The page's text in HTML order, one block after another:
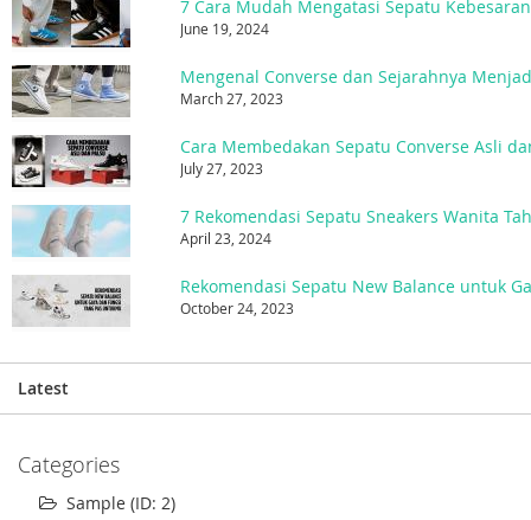
7 Cara Mudah Mengatasi Sepatu Kebesaran
June 19, 2024
March 27, 2023
Cara Membedakan Sepatu Converse Asli
July 27, 2023
7 Rekomendasi Sepatu Sneakers Wanita
April 23, 2024
October 24, 2023
Latest
Categories
Sample (ID: 2)